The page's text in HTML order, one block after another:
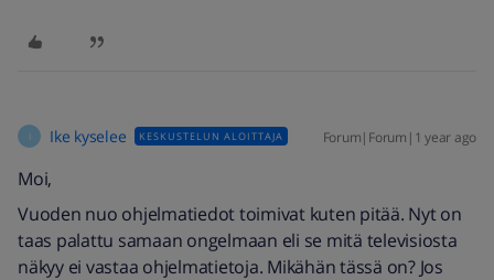
I Ike kyselee KESKUSTELUN ALOITTAJA Forum|Forum|1 year ago
Moi,
Vuoden nuo ohjelmatiedot toimivat kuten pitää. Nyt on
taas palattu samaan ongelmaan eli se mitä televisiosta
näkyy ei vastaa ohjelmatietoja. Mikähän tässä on? Jos